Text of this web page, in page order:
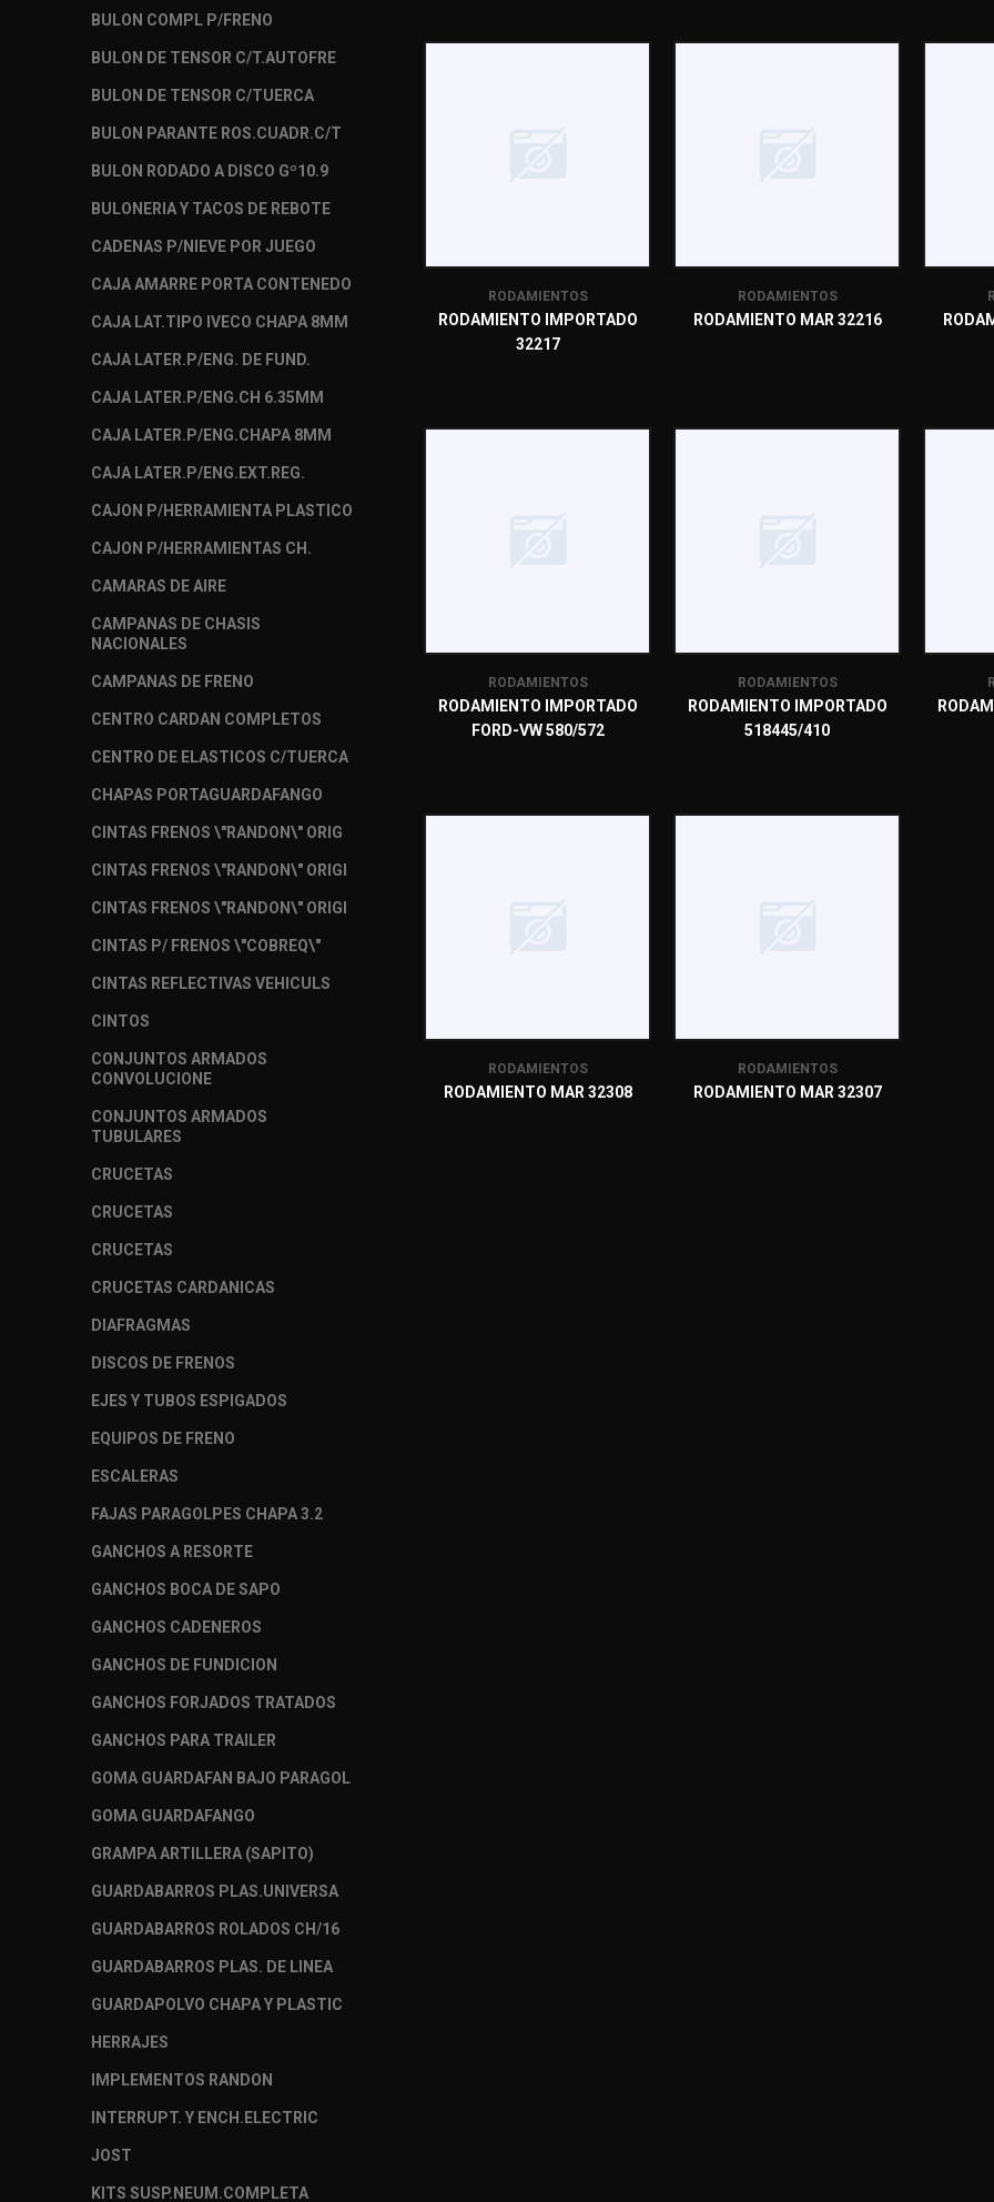
BULON COMPL P/FRENO
BULON DE TENSOR C/T.AUTOFRE
BULON DE TENSOR C/TUERCA
BULON PARANTE ROS.CUADR.C/T
BULON RODADO A DISCO Gº10.9
BULONERIA Y TACOS DE REBOTE
CADENAS P/NIEVE POR JUEGO
CAJA AMARRE PORTA CONTENEDO
CAJA LAT.TIPO IVECO CHAPA 8MM
CAJA LATER.P/ENG. DE FUND.
CAJA LATER.P/ENG.CH 6.35MM
CAJA LATER.P/ENG.CHAPA 8MM
CAJA LATER.P/ENG.EXT.REG.
CAJON P/HERRAMIENTA PLASTICO
CAJON P/HERRAMIENTAS CH.
CAMARAS DE AIRE
CAMPANAS DE CHASIS
NACIONALES
CAMPANAS DE FRENO
CENTRO CARDAN COMPLETOS
CENTRO DE ELASTICOS C/TUERCA
CHAPAS PORTAGUARDAFANGO
CINTAS FRENOS \"RANDON\" ORIG
CINTAS FRENOS \"RANDON\" ORIGI
CINTAS FRENOS \"RANDON\" ORIGI
CINTAS P/ FRENOS \"COBREQ\"
CINTAS REFLECTIVAS VEHICULS
CINTOS
CONJUNTOS ARMADOS
CONVOLUCIONE
CONJUNTOS ARMADOS
TUBULARES
CRUCETAS
CRUCETAS
CRUCETAS
CRUCETAS CARDANICAS
DIAFRAGMAS
DISCOS DE FRENOS
EJES Y TUBOS ESPIGADOS
EQUIPOS DE FRENO
ESCALERAS
FAJAS PARAGOLPES CHAPA 3.2
GANCHOS A RESORTE
GANCHOS BOCA DE SAPO
GANCHOS CADENEROS
GANCHOS DE FUNDICION
GANCHOS FORJADOS TRATADOS
GANCHOS PARA TRAILER
GOMA GUARDAFAN BAJO PARAGOL
GOMA GUARDAFANGO
GRAMPA ARTILLERA (SAPITO)
GUARDABARROS PLAS.UNIVERSA
GUARDABARROS ROLADOS CH/16
GUARDABARROS PLAS. DE LINEA
GUARDAPOLVO CHAPA Y PLASTIC
HERRAJES
IMPLEMENTOS RANDON
INTERRUPT. Y ENCH.ELECTRIC
JOST
KITS SUSP.NEUM.COMPLETA
RODAMIENTOS
RODAMIENTO IMPORTADO
32217
RODAMIENTOS
RODAMIENTO MAR 32216
RODAMIENTOS
RODAMIENTO IMPORTADO
FORD-VW 580/572
RODAMIENTOS
RODAMIENTO IMPORTADO
518445/410
RODAMIENTOS
RODAMIENTO MAR 32308
RODAMIENTOS
RODAMIENTO MAR 32307